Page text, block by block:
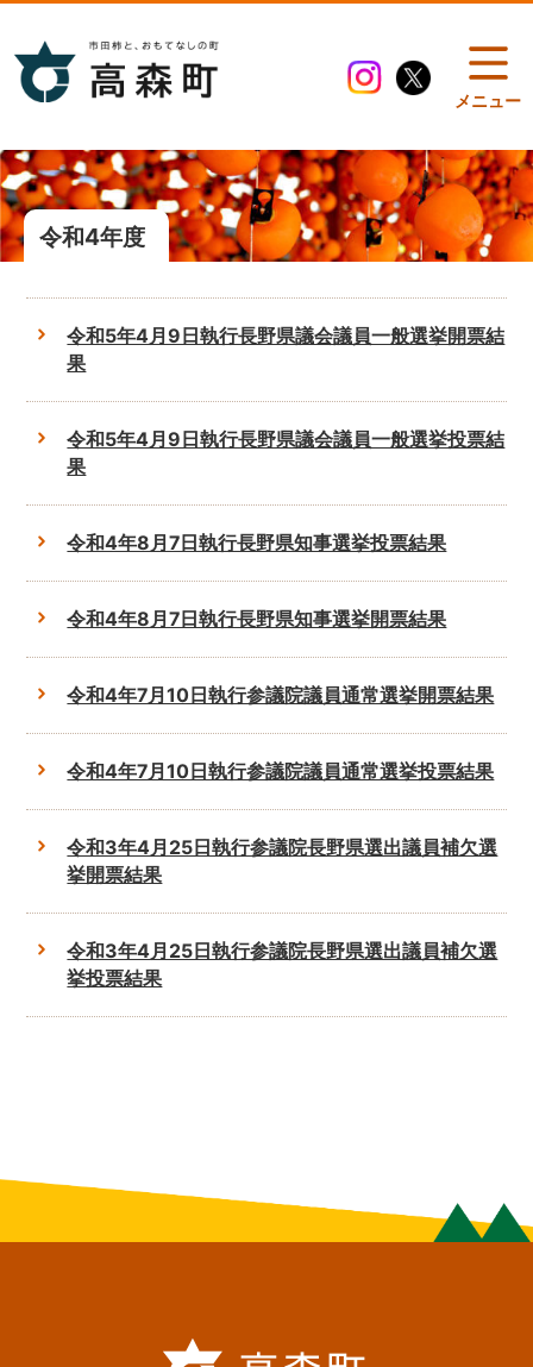
メニュー
令和4年度
令和5年4月9日執行長野県議会議員一般選挙開票結
果
令和5年4月9日執行長野県議会議員一般選挙投票結
果
令和4年8月7日執行長野県知事選挙投票結果
令和4年8月7日執行長野県知事選挙開票結果
令和4年7月10日執行参議院議員通常選挙開票結果
令和4年7月10日執行参議院議員通常選挙投票結果
令和3年4月25日執行参議院長野県選出議員補欠選
挙開票結果
令和3年4月25日執行参議院長野県選出議員補欠選
挙投票結果